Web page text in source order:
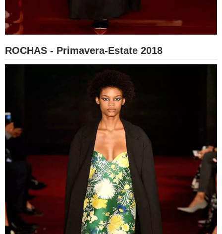
ROCHAS - Primavera-Estate 2018